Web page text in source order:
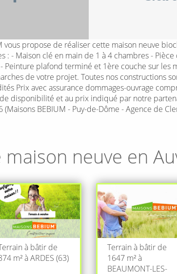
vous propose de réaliser cette maison neuve
: - Maison clé en main de 1 à 4 chambres -
Peinture plafond terminé et 1ère couche sur
de votre projet. Toutes nos constructions
Prix avec assurance dommages-ouvrage
disponibilité et au prix indiqué par notre
BEBIUM - Puy-de-Dôme - Agence de
neuve en
à bâtir de
m² à ARDES (63)
Terrain à bâtir de
1647 m² à
BEAUMONT-LES-